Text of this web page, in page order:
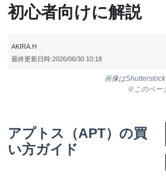
初心者向けに解説
AKIRA.H
最終更新日時:2026/06/30 10:18
画像は
※このペー
アプトス（APT）の買
い方ガイド